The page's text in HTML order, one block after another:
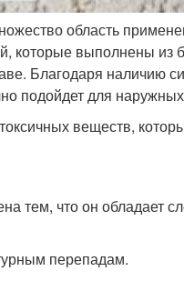
область
которые выполнены из
Благодаря наличию
подойдет для
веществ,
тем, что он обладает
перепадам.